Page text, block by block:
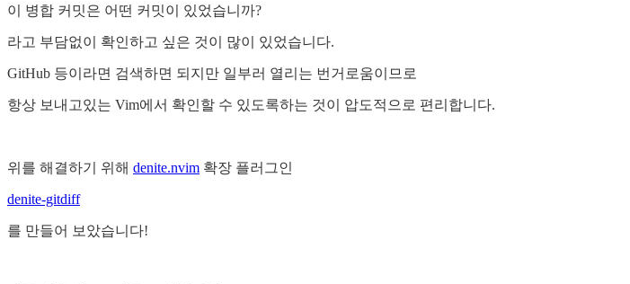
이 병합 커밋은 어떤 커밋이 있었습니까?
라고 부담없이 확인하고 싶은 것이 많이 있었습니다.
GitHub 등이라면 검색하면 되지만 일부러 열리는 번거로움이므로
항상 보내고있는 Vim에서 확인할 수 있도록하는 것이 압도적으로 편리합니다.
위를 해결하기 위해 denite.nvim 확장 플러그인
denite-gitdiff
를 만들어 보았습니다!